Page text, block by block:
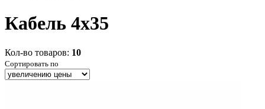
Кабель 4x35
Кол-во товаров: 10
Сортировать по